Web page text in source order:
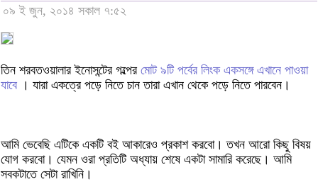
০৯ ই জুন, ২০১৪ সকাল ৭:৫২
তিন শরবতওয়ালার ইনোসন্টের গল্পের মোট ৯টি পর্বের লিংক একসঙ্গে এখানে পাওয়া
যাবে । যারা একত্রে পড়ে নিতে চান তারা এখান থেকে পড়ে নিতে পারবেন।
আমি ভেবেছি এটিকে একটি বই আকারেও প্রকাশ করবো। তখন আরো কিছু বিষয়
যোগ করবো। যেমন ওরা প্রতিটি অধ্যায় শেষে একটা সামারি করেছে। আমি
সবকটাতে সেটা রাখিনি।